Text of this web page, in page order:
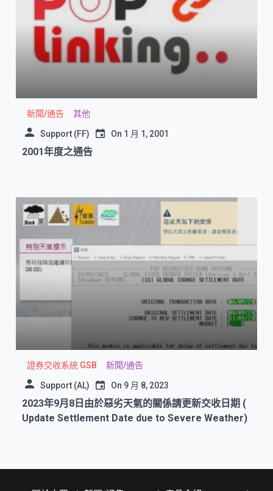
新聞/通告 其他
Support (FF) On 1 月 1, 2001
2001年度之通告
證券交收系統 GSB 新聞/通告
Support (AL) On 9 月 8, 2023
2023年9月8日由於惡劣天氣的關係請更新交收日期 (
Update Settlement Date due to Severe Weather)